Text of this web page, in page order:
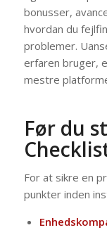
bonusser,
hvordan du
problemer.
erfaren bruger,
mestre
Før du
For at sikre en
punkter inden